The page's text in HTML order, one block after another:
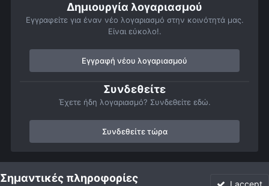
Δημιουργία λογαριασμού
Εγγραφείτε για έναν νέο λογαριασμό στην κοινότητά μας.
Είναι εύκολο!.
Εγγραφή νέου λογαριασμού
Συνδεθείτε
Έχετε ήδη λογαριασμό? Συνδεθείτε εδώ.
Συνδεθείτε τώρα
Αρχή Αστροφωτογραφίες Πορτρέτα του ουρανού
Σημαντικές πληροφορίες I accept